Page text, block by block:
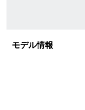
電池交換について
モデル情報